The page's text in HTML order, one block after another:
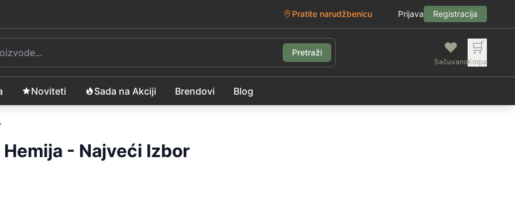
Pratite narudžbenicu Prijava Registracija
Pretraži ❤️
Sačuvano
🛒
Korpa
Noviteti Sada na Akciji Brendovi Blog
- Najveći Izbor